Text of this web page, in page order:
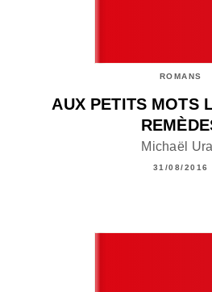
ROMANS
AUX PETITS MOTS
Michaël
31/08/2016